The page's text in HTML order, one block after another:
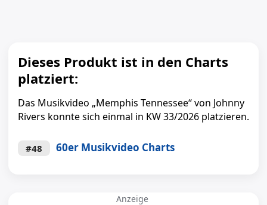
Dieses Produkt ist in den Charts
platziert:
Das Musikvideo „Memphis Tennessee“ von Johnny
Rivers konnte sich einmal in KW 33/2026 platzieren.
#48 60er Musikvideo Charts
Anzeige